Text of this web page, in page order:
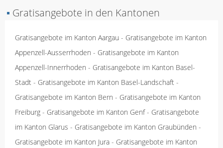
▪ Gratisangebote in den Kantonen
Gratisangebote im Kanton Aargau - Gratisangebote im Kanton
Appenzell-Ausserrhoden - Gratisangebote im Kanton
Appenzell-Innerrhoden - Gratisangebote im Kanton Basel-
Stadt - Gratisangebote im Kanton Basel-Landschaft -
Gratisangebote im Kanton Bern - Gratisangebote im Kanton
Freiburg - Gratisangebote im Kanton Genf- Gratisangebote
im Kanton Glarus - Gratisangebote im Kanton Graubünden -
Gratisangebote im Kanton Jura - Gratisangebote im Kanton